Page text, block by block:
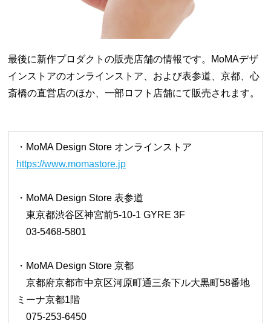
最後に新作プロダクトの販売店舗の情報です。MoMAデザ
インストアのオンラインストア、および表参道、京都、心
斎橋の直営店のほか、一部ロフト店舗にて販売されます。
・MoMA Design Store オンラインストア
https://www.momastore.jp
・MoMA Design Store 表参道
東京都渋谷区神宮前5-10-1 GYRE 3F
03-5468-5801
・MoMA Design Store 京都
京都府京都市中京区河原町通三条下ル大黒町58番地
ミーナ京都1階
075-253-6450